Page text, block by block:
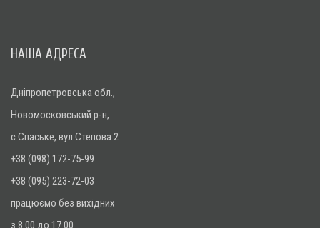
НАША АДРЕСА
Дніпропетровська обл.,
Новомосковський р-н,
с.Спаське, вул.Степова 2
+38 (098) 172-75-99
+38 (095) 223-72-03
працюємо без вихідних